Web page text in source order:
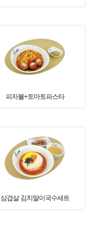
피자볼+토마토파스타
삼겹살 김치말이국수세트